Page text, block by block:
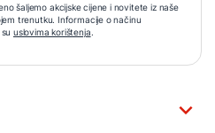
šaljemo akcijske cijene i novitete iz naše
trenutku. Informacije o načinu
uslovima korištenja.